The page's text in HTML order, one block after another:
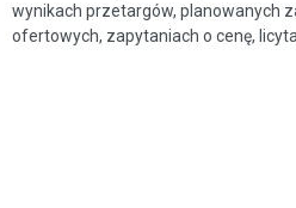
wynikach przetargów, planowanych
ofertowych, zapytaniach o cenę,